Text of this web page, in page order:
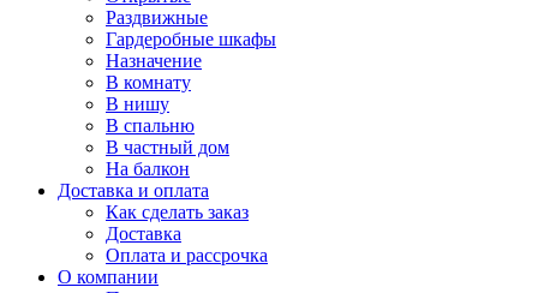
Раздвижные
Гардеробные шкафы
Назначение
В комнату
В нишу
В спальню
В частный дом
На балкон
Доставка и оплата
Как сделать заказ
Доставка
Оплата и рассрочка
О компании